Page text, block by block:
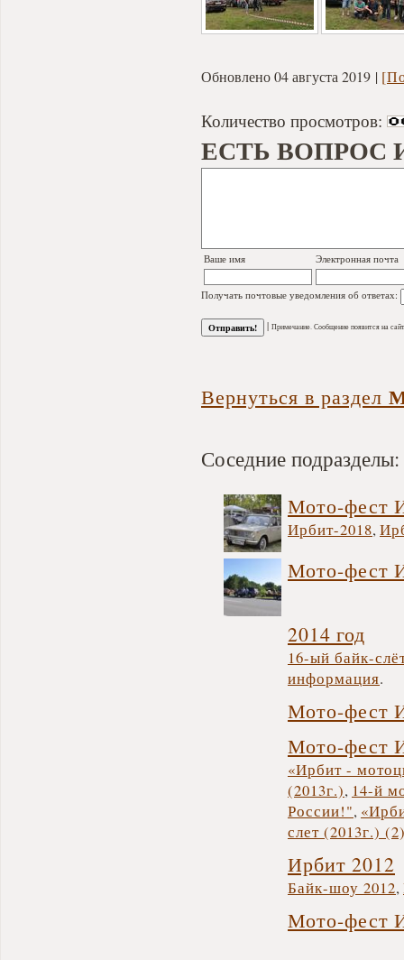
Обновлено 04 августа 2019
Количество просмотров:
ЕСТЬ ВОПРОС
Ваше имя Электронная почта
Получать почтовые уведомления об ответах:
| Примечание. Сообщение появится на
Вернуться в раздел
Соседние подразделы:
Мото-фест
Ирбит-2018,
Мото-фест
2014 год
16-ый байк-
информация.
Мото-фест
Мото-фест
«Ирбит -
(2013г.), 14-й
России!",
слет (2013г.)
Ирбит 2012
Байк-шоу 2012,
Мото-фест